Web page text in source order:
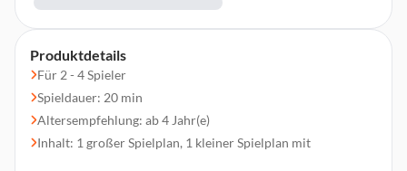
Produktdetails
Für 2 - 4 Spieler
Spieldauer: 20 min
Altersempfehlung: ab 4 Jahr(e)
Inhalt: 1 großer Spielplan, 1 kleiner Spielplan mit